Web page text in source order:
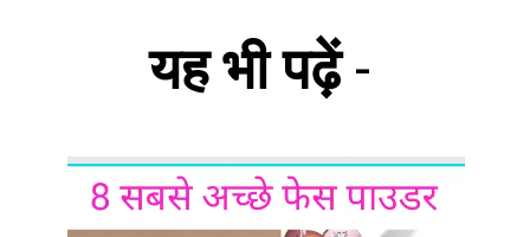
यह भी पढ़ें-